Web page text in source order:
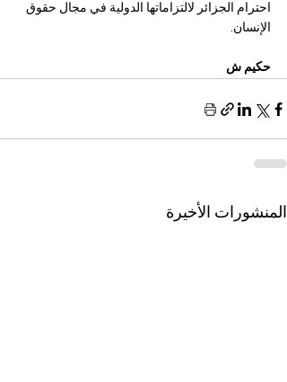
احترام الجزائر لالتزاماتها الدولية في مجال حقوق
الإنسان.
حكيم ش
المنشورات الأخيرة